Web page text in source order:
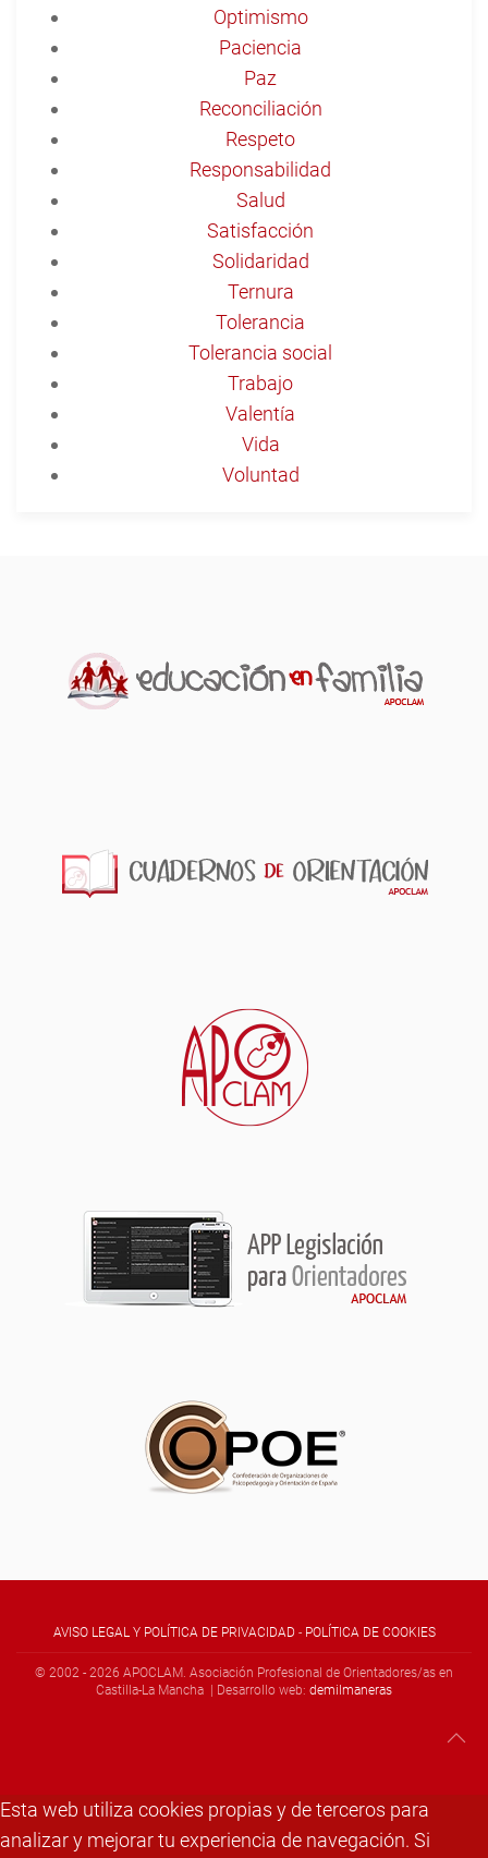
Optimismo
Paciencia
Paz
Reconciliación
Respeto
Responsabilidad
Salud
Satisfacción
Solidaridad
Ternura
Tolerancia
Tolerancia social
Trabajo
Valentía
Vida
Voluntad
AVISO LEGAL Y POLÍTICA DE PRIVACIDAD- POLÍTICA DE COOKIES
© 2002 - 2026 APOCLAM. Asociación Profesional de Orientadores/as en
Castilla-La Mancha | Desarrollo web: demilmaneras
Esta web utiliza cookies propias y de terceros para
analizar y mejorar tu experiencia de navegación. Si